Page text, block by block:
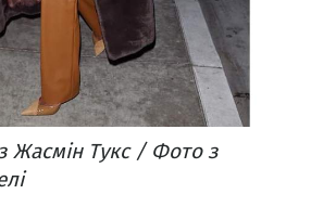
Жасмін Тукс / Фото з